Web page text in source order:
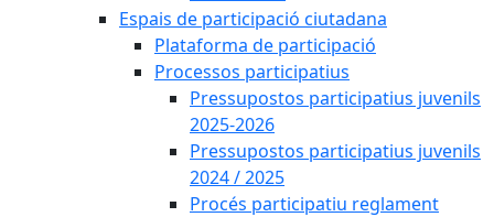
Espais de participació ciutadana
Plataforma de participació
Processos participatius
Pressupostos participatius juvenils
2025-2026
Pressupostos participatius juvenils
2024 / 2025
Procés participatiu reglament